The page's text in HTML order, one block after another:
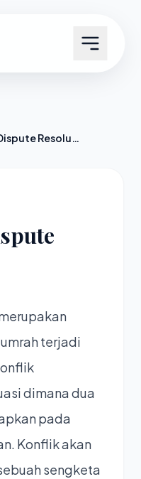
Alternative Dispute Resolution
terjadi
dimana dua
pada
Konflik akan
sengketa